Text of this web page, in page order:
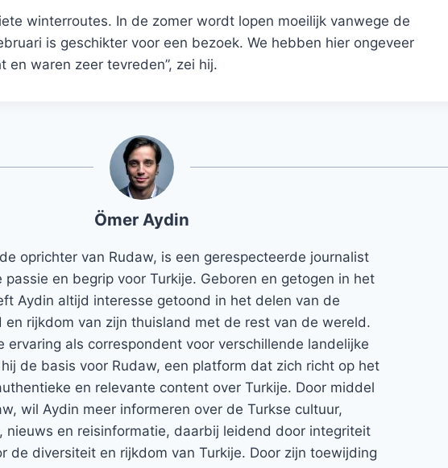
winterroutes. In de zomer wordt lopen moeilijk vanwege de
is geschikter voor een bezoek. We hebben hier ongeveer
en waren zeer tevreden”, zei hij.
Ömer Aydin
oprichter van Rudaw, is een gerespecteerde journalist
passie en begrip voor Turkije. Geboren en getogen in het
Aydin altijd interesse getoond in het delen van de
en rijkdom van zijn thuisland met de rest van de wereld.
ervaring als correspondent voor verschillende landelijke
de basis voor Rudaw, een platform dat zich richt op het
en relevante content over Turkije. Door middel
wil Aydin meer informeren over de Turkse cultuur,
nieuws en reisinformatie, daarbij leidend door integriteit
de diversiteit en rijkdom van Turkije. Door zijn toewijding